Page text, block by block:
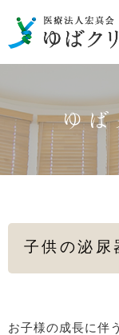
ゆ
子供の泌尿
お子様の成長に伴